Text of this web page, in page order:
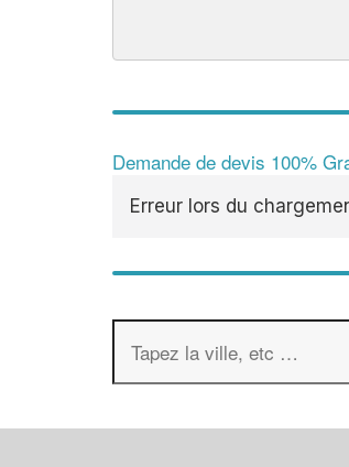
Demande de devis 100%
Erreur lors du